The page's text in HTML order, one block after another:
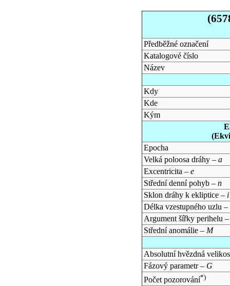
Předběžné označení
Katalogové číslo
Název
Kdy
Kde
Kým
Epocha
Velká poloosa dráhy – a
Excentricita – e
Střední denní pohyb – n
Sklon dráhy k ekliptice – i
Délka vzestupného uzlu –
Argument šířky perihelu
Střední anomálie – M
Absolutní hvězdná
Fázový parametr – G
Počet pozorování*)